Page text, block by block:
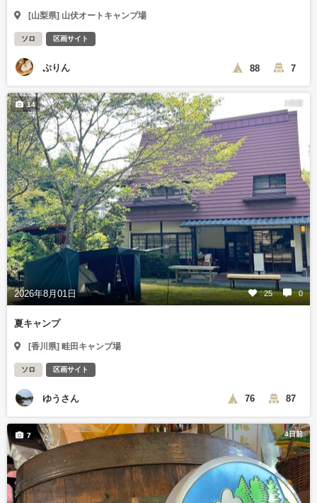
[山梨県] 山伏オートキャンプ場
ソロ 区画サイト
ぷりん 88 7
3日前
2026年8月01日 25 0
14
夏キャンプ
[香川県] 畦田キャンプ場
ソロ 区画サイト
ゆうさん 76 87
4日前
7